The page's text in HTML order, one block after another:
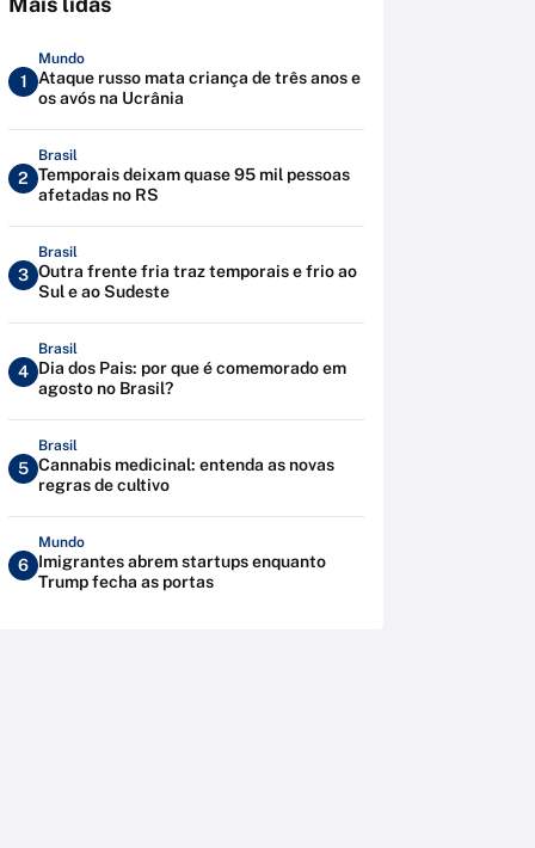
1
Mundo
Ataque russo mata criança de três anos e
os avós na Ucrânia
2
Brasil
Temporais deixam quase 95 mil pessoas
afetadas no RS
3
Brasil
Outra frente fria traz temporais e frio ao
Sul e ao Sudeste
4
Brasil
Dia dos Pais: por que é comemorado em
agosto no Brasil?
5
Brasil
Cannabis medicinal: entenda as novas
regras de cultivo
6
Mundo
Imigrantes abrem startups enquanto
Trump fecha as portas